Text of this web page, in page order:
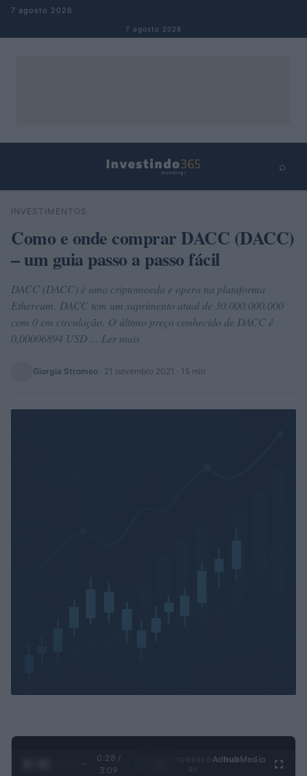
Pular para o conteúdo
7 agosto 2026
7 agosto 2026
⌕
Buscar
INVESTIMENTOS
Como e onde comprar DACC (DACC)
– um guia passo a passo fácil
DACC (DACC) é uma criptomoeda e opera na plataforma
Ethereum. DACC tem um suprimento atual de 30.000.000.000
com 0 em circulação. O último preço conhecido de DACC é
0,00006894 USD ... Ler mais
Giorgia Stromeo · 21 novembro 2021 · 15 min
0:29 /
3:09
Ad hubMedia